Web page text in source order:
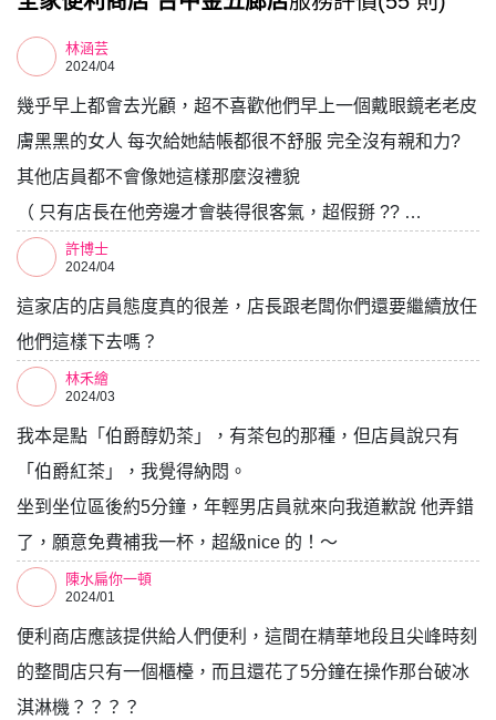
林涵芸
2024/04
幾乎早上都會去光顧，超不喜歡他們早上一個戴眼鏡老老皮
膚黑黑的女人 每次給她結帳都很不舒服 完全沒有親和力?️
其他店員都不會像她這樣那麼沒禮貌
（ 只有店長在他旁邊才會裝得很客氣，超假掰 ?️?️ …
許博士
2024/04
這家店的店員態度真的很差，店長跟老闆你們還要繼續放任
他們這樣下去嗎？
林禾繪
2024/03
我本是點「伯爵醇奶茶」，有茶包的那種，但店員說只有
「伯爵紅茶」，我覺得納悶。
坐到坐位區後約5分鐘，年輕男店員就來向我道歉說 他弄錯
了，願意免費補我一杯，超級nice 的！～
陳水扁你一頓
2024/01
便利商店應該提供給人們便利，這間在精華地段且尖峰時刻
的整間店只有一個櫃檯，而且還花了5分鐘在操作那台破冰
淇淋機？？？？